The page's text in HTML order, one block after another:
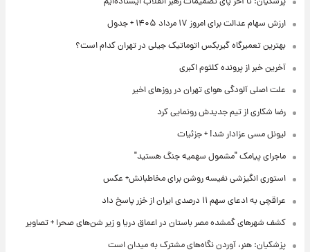
برای امروز ۱۷ مرداد ۱۴۰۵ + جدول
تعمیرگاه گیربکس اتوماتیک جیلی در تهران کدام است؟
از پرونده کلثوم اکبری
آلودگی هوای تهران در روزهای اخیر
از تیم جدیدش رونمایی کرد
عزادار شد! + جزئیات
پیامک "مشمول سهمیه جنگ هستید"
انگیزشی نفیسه روشن برای مخاطبانش+ عکس
سهم ۱۱ درصدی ایران از خزر پاسخ داد
گمشده مصر باستان در اعماق دریا و زیر شن‌های صحرا + تصاویر
هنر، آوردن نگاه‌های مشترک به میدان است